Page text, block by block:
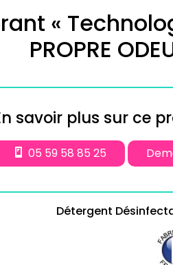
«
PROPRE
savoir plus sur ce
05 59 58 85 25
Détergent